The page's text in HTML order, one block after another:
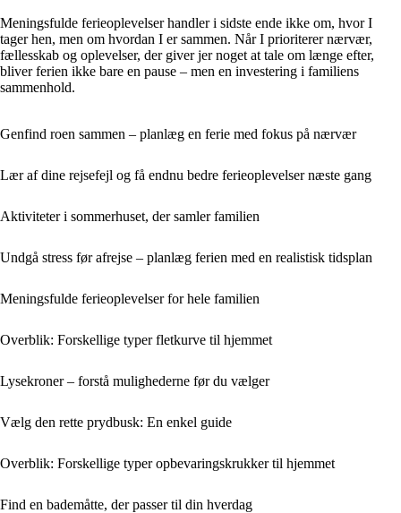
Meningsfulde ferieoplevelser handler i sidste ende ikke om, hvor I
tager hen, men om hvordan I er sammen. Når I prioriterer nærvær,
fællesskab og oplevelser, der giver jer noget at tale om længe efter,
bliver ferien ikke bare en pause – men en investering i familiens
sammenhold.
Genfind roen sammen – planlæg en ferie med fokus på nærvær
Lær af dine rejsefejl og få endnu bedre ferieoplevelser næste gang
Aktiviteter i sommerhuset, der samler familien
Undgå stress før afrejse – planlæg ferien med en realistisk tidsplan
Meningsfulde ferieoplevelser for hele familien
Overblik: Forskellige typer fletkurve til hjemmet
Lysekroner – forstå mulighederne før du vælger
Vælg den rette prydbusk: En enkel guide
Overblik: Forskellige typer opbevaringskrukker til hjemmet
Find en bademåtte, der passer til din hverdag